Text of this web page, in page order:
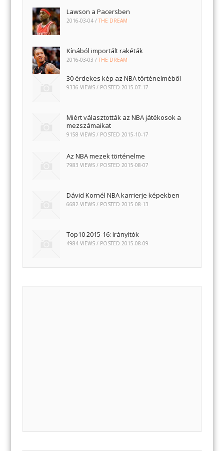
Lawson a Pacersben
2016-03-04 /THE DREAM
Kínából importált rakéták
2016-03-03 /THE DREAM
30 érdekes kép az NBA történelméből
9336 VIEWS / POSTED2015-07-17
Miért választották az NBA játékosok a
mezszámaikat
9158 VIEWS / POSTED 2015-10-17
Az NBA mezek történelme
7983 VIEWS / POSTED2015-08-07
Dávid Kornél NBA karrierje képekben
6682 VIEWS / POSTED2015-08-13
Top10 2015-16: Irányítók
4984 VIEWS / POSTED2015-08-09